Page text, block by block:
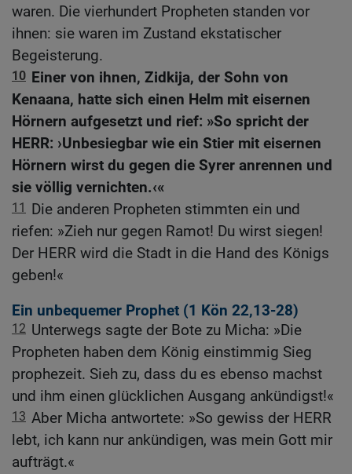
waren. Die vierhundert Propheten standen vor
ihnen: sie waren im Zustand ekstatischer
Begeisterung.
10 Einer von ihnen, Zidkija, der Sohn von
Kenaana, hatte sich einen Helm mit eisernen
Hörnern aufgesetzt und rief: »So spricht der
HERR: ›Unbesiegbar wie ein Stier mit eisernen
Hörnern wirst du gegen die Syrer anrennen und
sie völlig vernichten.‹«
11
Die anderen Propheten stimmten ein und
riefen: »Zieh nur gegen Ramot! Du wirst siegen!
Der HERR wird die Stadt in die Hand des Königs
geben!«
Ein unbequemer Prophet (1 Kön 22,13-28)
12 Unterwegs sagte der Bote zu Micha: »Die
Propheten haben dem König einstimmig Sieg
prophezeit. Sieh zu, dass du es ebenso machst
und ihm einen glücklichen Ausgang ankündigst!«
13 Aber Micha antwortete: »So gewiss der HERR
lebt, ich kann nur ankündigen, was mein Gott mir
aufträgt.«